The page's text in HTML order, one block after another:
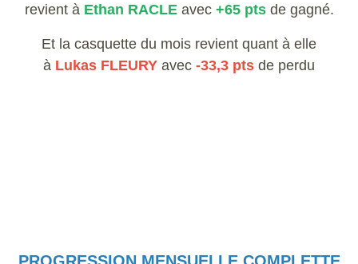
revient à Ethan RACLEavec +65 ptsde gagné.
Et la casquette du mois revient quant à elle
à Lukas FLEURY avec -33,3 pts de perdu
PROGRESSION MENSUELLE COMPLETTE